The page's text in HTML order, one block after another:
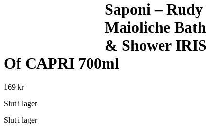
Saponi – Rudy
Maioliche Bath
& Shower IRIS
Of CAPRI 700ml
169 kr
Slut i lager
Slut i lager